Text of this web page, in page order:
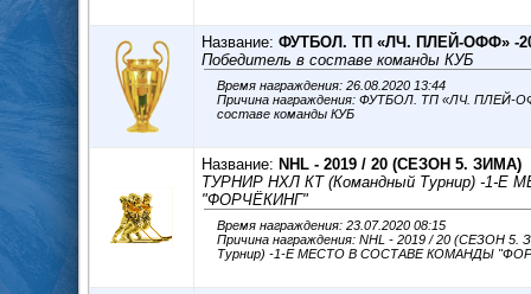
Название: ФУТБОЛ. ТП «ЛЧ. ПЛЕЙ-ОФФ» -
Победитель в составе команды КУБ
Время награждения: 26.08.2020 13:44
Причина награждения: ФУТБОЛ. ТП «ЛЧ. ПЛЕЙ-
составе команды КУБ
Название: NHL - 2019 / 20 (СЕЗОН 5. ЗИМА)
ТУРНИР НХЛ КТ (Командный Турнир) -1-
"ФОРЧЁКИНГ"
Время награждения: 23.07.2020 08:15
Причина награждения: NHL - 2019 / 20 (СЕЗОН 5. ЗИМА) ТУРНИР НХЛ КТ
Турнир) -1-Е МЕСТО В СОСТАВЕ КОМАНДЫ